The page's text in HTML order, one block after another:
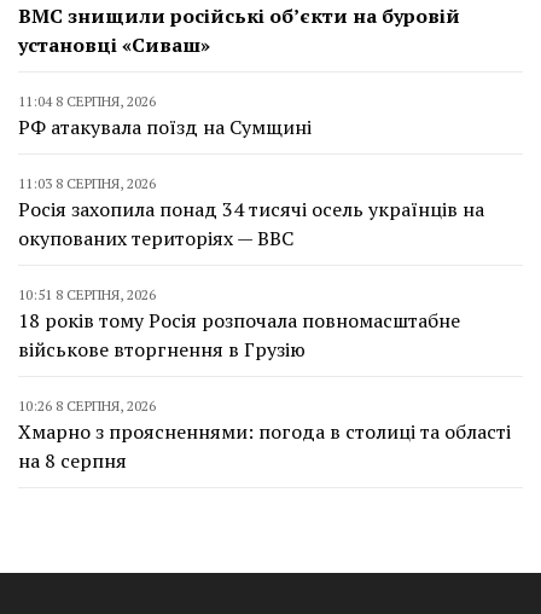
ВМС знищили російські об’єкти на буровій
установці «Сиваш»
11:04 8 СЕРПНЯ, 2026
РФ атакувала поїзд на Сумщині
11:03 8 СЕРПНЯ, 2026
Росія захопила понад 34 тисячі осель українців на
окупованих територіях — BBC
10:51 8 СЕРПНЯ, 2026
18 років тому Росія розпочала повномасштабне
військове вторгнення в Грузію
10:26 8 СЕРПНЯ, 2026
Хмарно з проясненнями: погода в столиці та області
на 8 серпня